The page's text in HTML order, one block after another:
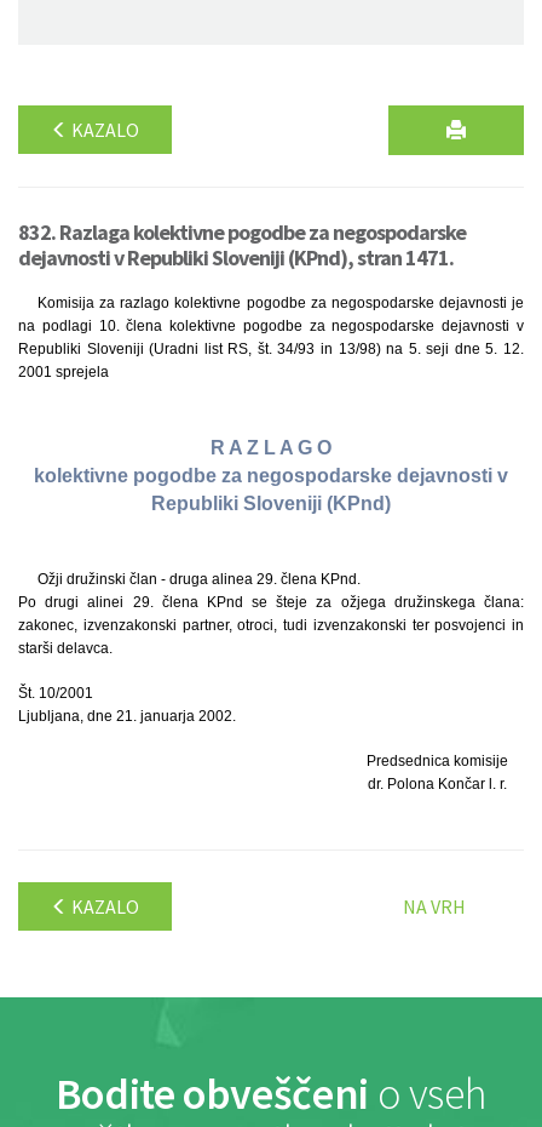
KAZALO
832. Razlaga kolektivne pogodbe za negospodarske
dejavnosti v Republiki Sloveniji (KPnd), stran 1471.
Komisija za razlago kolektivne pogodbe za negospodarske dejavnosti je
na podlagi 10. člena kolektivne pogodbe za negospodarske dejavnosti v
Republiki Sloveniji (Uradni list RS, št. 34/93 in 13/98) na 5. seji dne 5. 12.
2001 sprejela
R A Z L A G O
kolektivne pogodbe za negospodarske dejavnosti v
Republiki Sloveniji (KPnd)
Ožji družinski član - druga alinea 29. člena KPnd.
Po drugi alinei 29. člena KPnd se šteje za ožjega družinskega člana:
zakonec, izvenzakonski partner, otroci, tudi izvenzakonski ter posvojenci in
starši delavca.
Št. 10/2001
Ljubljana, dne 21. januarja 2002.
Predsednica komisije
dr. Polona Končar l. r.
KAZALO NA VRH
Bodite obveščeni o vseh